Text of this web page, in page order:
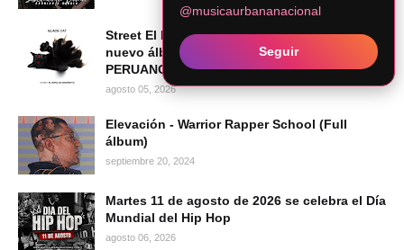
Street El Bipolar Despierto presenta su
nuevo álbum BLACK CAT | HIP HOP
PERUANO 2026
agosto 05, 2026
Elevación - Warrior Rapper School (Full
álbum)
septiembre 20, 2024
Martes 11 de agosto de 2026 se celebra el Día
Mundial del Hip Hop
agosto 06, 2026
@musicaurbananacional
Seguir